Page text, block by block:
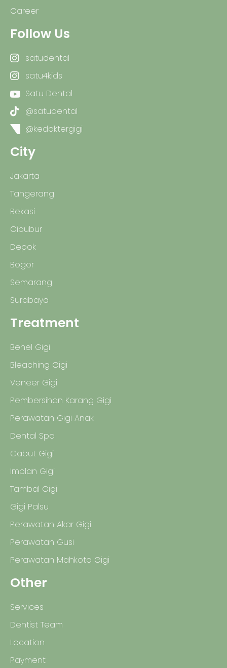
Career
Follow Us
satudental
satu4kids
Satu Dental
@satudental
@kedoktergigi
City
Jakarta
Tangerang
Bekasi
Cibubur
Depok
Bogor
Semarang
Surabaya
Treatment
Behel Gigi
Bleaching Gigi
Veneer Gigi
Pembersihan Karang Gigi
Perawatan Gigi Anak
Dental Spa
Cabut Gigi
Implan Gigi
Tambal Gigi
Gigi Palsu
Perawatan Akar Gigi
Perawatan Gusi
Perawatan Mahkota Gigi
Other
Services
Dentist Team
Location
Payment